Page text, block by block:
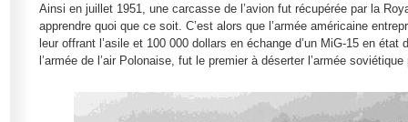
Ainsi en juillet 1951, une carcasse de l’avion fut récupérée par la
apprendre quoi que ce soit. C’est alors que l’armée américaine
leur offrant l’asile et 100 000 dollars en échange d’un MiG-15 en
l’armée de l’air Polonaise, fut le premier à déserter l’armée